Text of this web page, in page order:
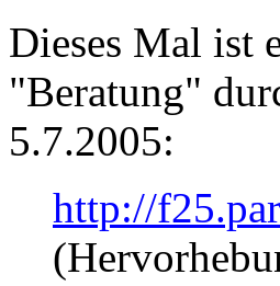
Dieses Mal ist
"Beratung"
5.7.2005:
http://